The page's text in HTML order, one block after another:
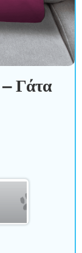
– Γάτα